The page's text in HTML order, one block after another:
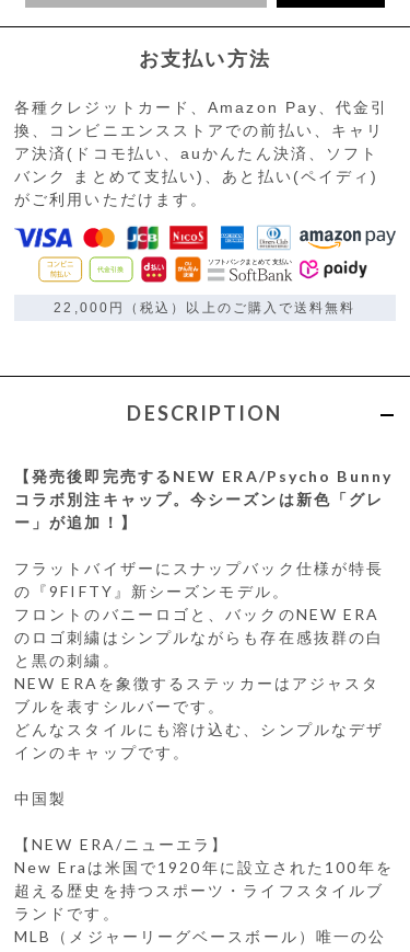
お支払い方法
各種クレジットカード、Amazon Pay、代金引
換、コンビニエンスストアでの前払い、キャリ
ア決済(ドコモ払い、auかんたん決済、ソフト
バンク まとめて支払い)、あと払い(ペイディ)
がご利用いただけます。
22,000円（税込）以上のご購入で送料無料
DESCRIPTION
【発売後即完売するNEW ERA/Psycho Bunny
コラボ別注キャップ。今シーズンは新色「グレ
ー」が追加！】
フラットバイザーにスナップバック仕様が特長
の『9FIFTY』新シーズンモデル。
フロントのバニーロゴと、バックのNEW ERA
のロゴ刺繍はシンプルながらも存在感抜群の白
と黒の刺繍。
NEW ERAを象徴するステッカーはアジャスタ
ブルを表すシルバーです。
どんなスタイルにも溶け込む、シンプルなデザ
インのキャップです。
中国製
【NEW ERA/ニューエラ】
New Eraは米国で1920年に設立された100年を
超える歴史を持つスポーツ・ライフスタイルブ
ランドです。
MLB（メジャーリーグベースボール）唯一の公